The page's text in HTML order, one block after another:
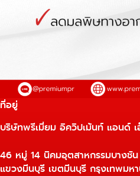
ที่อยู่
บริษัทพรีเมี่ยม อิควิปเม้นท์ แอนด์ เ
46 หมู่ 14 นิคมอุตสาหกรรมบางชัน
แขวงมีนบุรี เขตมีนบุรี กรุงเทพมห